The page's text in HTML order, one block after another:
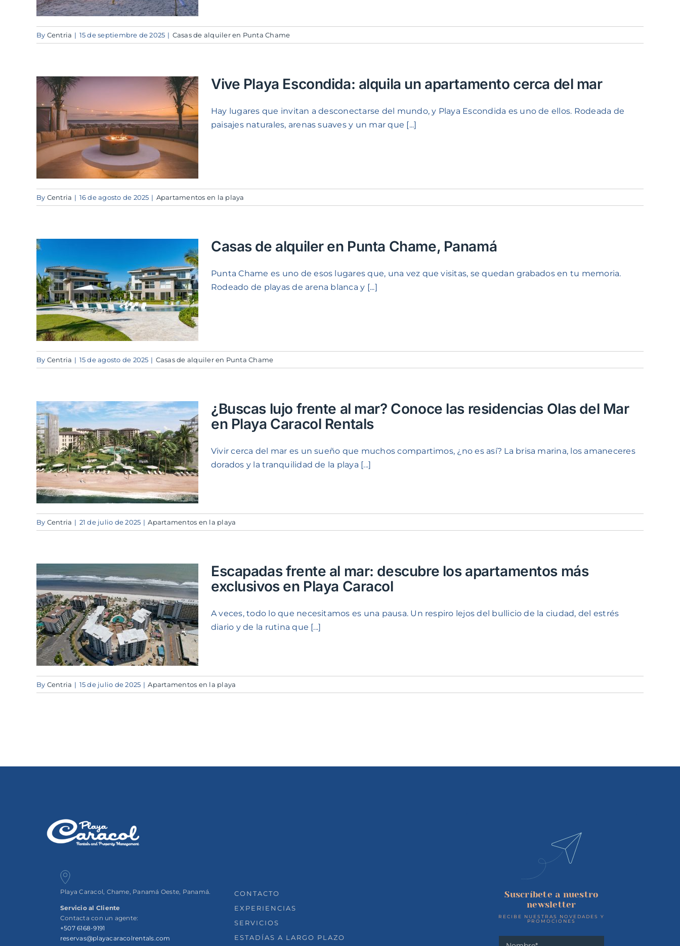
By Centria | 15 de septiembre de 2025 | Casas de alquiler en Punta Chame
Vive Playa Escondida: alquila un apartamento cerca del mar
Hay lugares que invitan a desconectarse del mundo, y Playa Escondida es uno de ellos. Rodeada de
paisajes naturales, arenas suaves y un mar que [...]
By Centria | 16 de agosto de 2025 | Apartamentos en la playa
Casas de alquiler en Punta Chame, Panamá
Punta Chame es uno de esos lugares que, una vez que visitas, se quedan grabados en tu memoria.
Rodeado de playas de arena blanca y [...]
By Centria | 15 de agosto de 2025 | Casas de alquiler en Punta Chame
¿Buscas lujo frente al mar? Conoce las residencias Olas del Mar
en Playa Caracol Rentals
Vivir cerca del mar es un sueño que muchos compartimos, ¿no es así? La brisa marina, los amaneceres
dorados y la tranquilidad de la playa [...]
By Centria | 21 de julio de 2025 | Apartamentos en la playa
Escapadas frente al mar: descubre los apartamentos más
exclusivos en Playa Caracol
A veces, todo lo que necesitamos es una pausa. Un respiro lejos del bullicio de la ciudad, del estrés
diario y de la rutina que [...]
By Centria | 15 de julio de 2025 | Apartamentos en la playa
Playa Caracol, Chame, Panamá Oeste, Panamá.
Servicio al Cliente
Contacta con un agente:
+507 6168-9191
reservas@playacaracolrentals.com
CONTACTO
EXPERIENCIAS
SERVICIOS
ESTADÍAS A LARGO PLAZO
Suscríbete a nuestro
newsletter
RECIBE NUESTRAS NOVEDADES Y
PROMOCIONES